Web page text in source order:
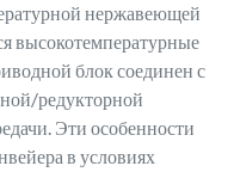
нержавеющей
высокотемпературные
блок соединен с
редукторной
Эти особенности
в условиях